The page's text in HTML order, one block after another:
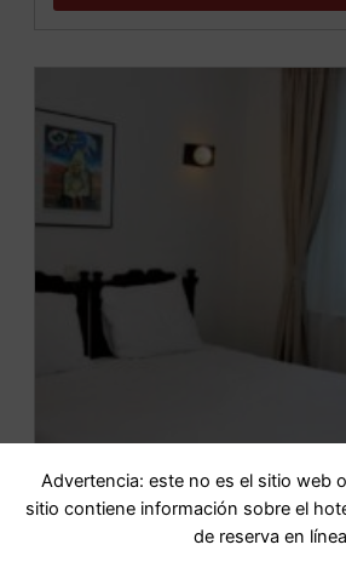
Advertencia: este no es el sitio web
sitio contiene información sobre el
de reserva en